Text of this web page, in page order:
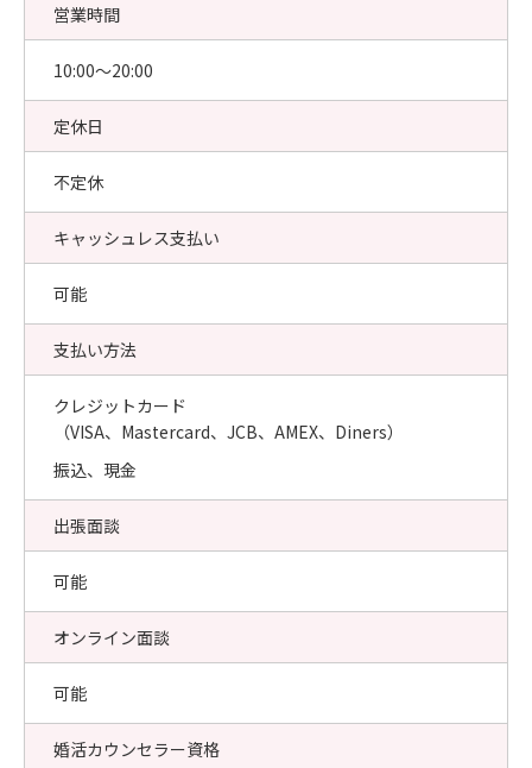
営業時間
10:00〜20:00
定休日
不定休
キャッシュレス支払い
可能
支払い方法
クレジットカード
（VISA、Mastercard、JCB、AMEX、Diners）
振込、現金
出張面談
可能
オンライン面談
可能
婚活カウンセラー資格